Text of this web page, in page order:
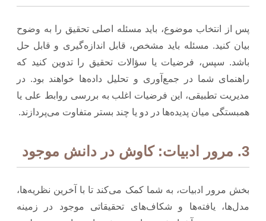
پس از انتخاب موضوع، باید مسئله اصلی تحقیق را به وضوح
بیان کنید. مسئله باید مشخص، قابل اندازه‌گیری و قابل حل
باشد. سپس، فرضیات یا سؤالات تحقیق را تدوین کنید که
راهنمای شما در جمع‌آوری و تحلیل داده‌ها خواهند بود. در
مدیریت تطبیقی، این فرضیات اغلب به بررسی روابط علی یا
همبستگی میان پدیده‌ها در دو یا چند بستر متفاوت می‌پردازند.
3. مرور ادبیات: کاوش در دانش موجود
بخش مرور ادبیات، به شما کمک می‌کند تا با آخرین نظریه‌ها،
مدل‌ها، یافته‌ها و شکاف‌های تحقیقاتی موجود در زمینه